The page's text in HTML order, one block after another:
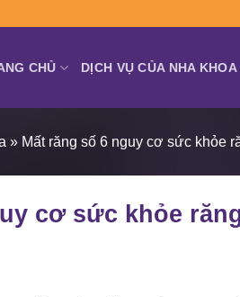
CHỦ DỊCH VỤ CỦA NHA KHOA
» Mất răng số 6 nguy cơ sức khỏe
cơ sức khỏe